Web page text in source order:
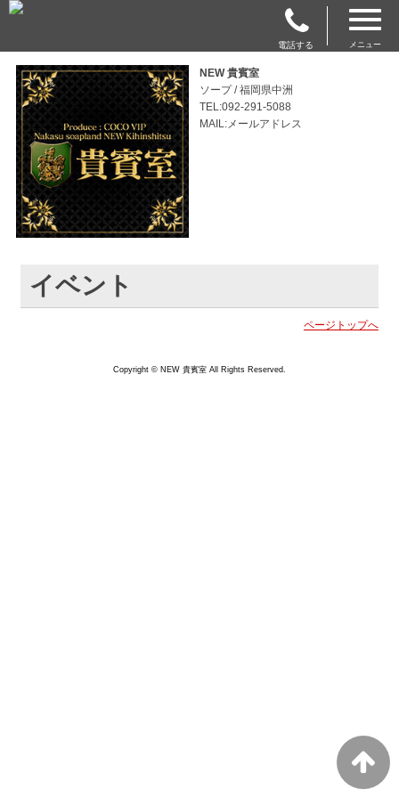
電話する メニュー
NEW 貴賓室
ソープ / 福岡県中洲
TEL:092-291-5088
MAIL:メールアドレス
イベント
ページトップへ
Copyright © NEW 貴賓室 All Rights Reserved.